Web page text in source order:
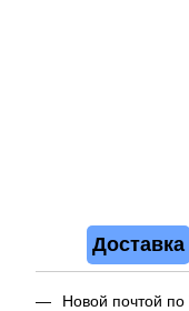
Доставка
Новой почтой по